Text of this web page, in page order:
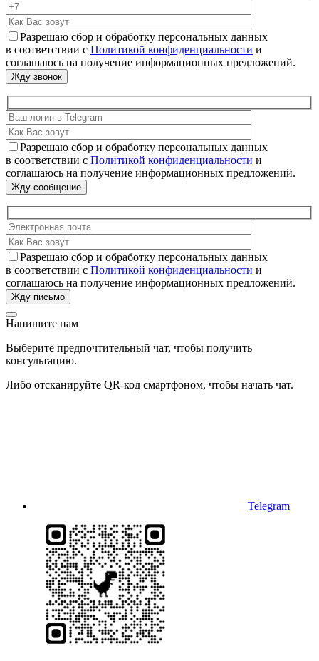
Разрешаю сбор и обработку персональных данных
в соответствии с Политикой конфиденциальности и
соглашаюсь на получение информационных предложений.
Разрешаю сбор и обработку персональных данных
в соответствии с Политикой конфиденциальности и
соглашаюсь на получение информационных предложений.
Разрешаю сбор и обработку персональных данных
в соответствии с Политикой конфиденциальности и
соглашаюсь на получение информационных предложений.
Напишите нам
Выберите предпочтительный чат, чтобы получить
консультацию.
Либо отсканируйте QR-код смартфоном, чтобы начать чат.
Telegram